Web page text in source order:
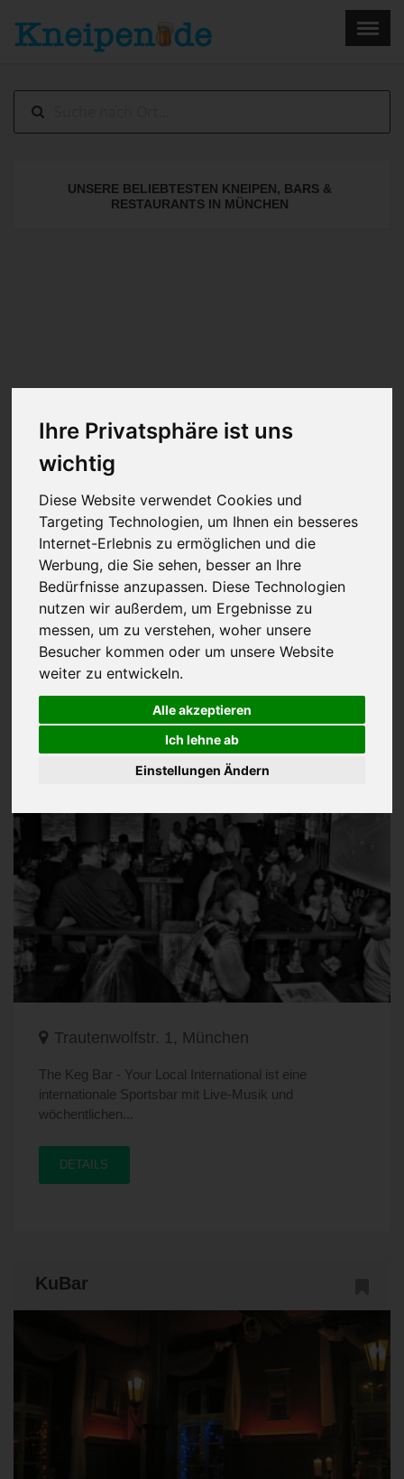
Ihre Privatsphäre ist uns
wichtig
Diese Website verwendet Cookies und
Targeting Technologien, um Ihnen ein besseres
Internet-Erlebnis zu ermöglichen und die
Werbung, die Sie sehen, besser an Ihre
Bedürfnisse anzupassen. Diese Technologien
nutzen wir außerdem, um Ergebnisse zu
messen, um zu verstehen, woher unsere
Besucher kommen oder um unsere Website
weiter zu entwickeln.
Alle akzeptieren
Ich lehne ab
Einstellungen Ändern
UNSERE BELIEBTESTEN KNEIPEN, BARS &
RESTAURANTS IN MÜNCHEN
Trautenwolfstr. 1, München
The Keg Bar - Your Local International ist eine
internationale Sportsbar mit Live-Musik und
wöchentlichen...
DETAILS
KuBar
Menu ×
Impressum